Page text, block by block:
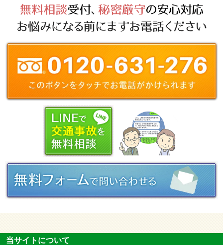
当サイトについて